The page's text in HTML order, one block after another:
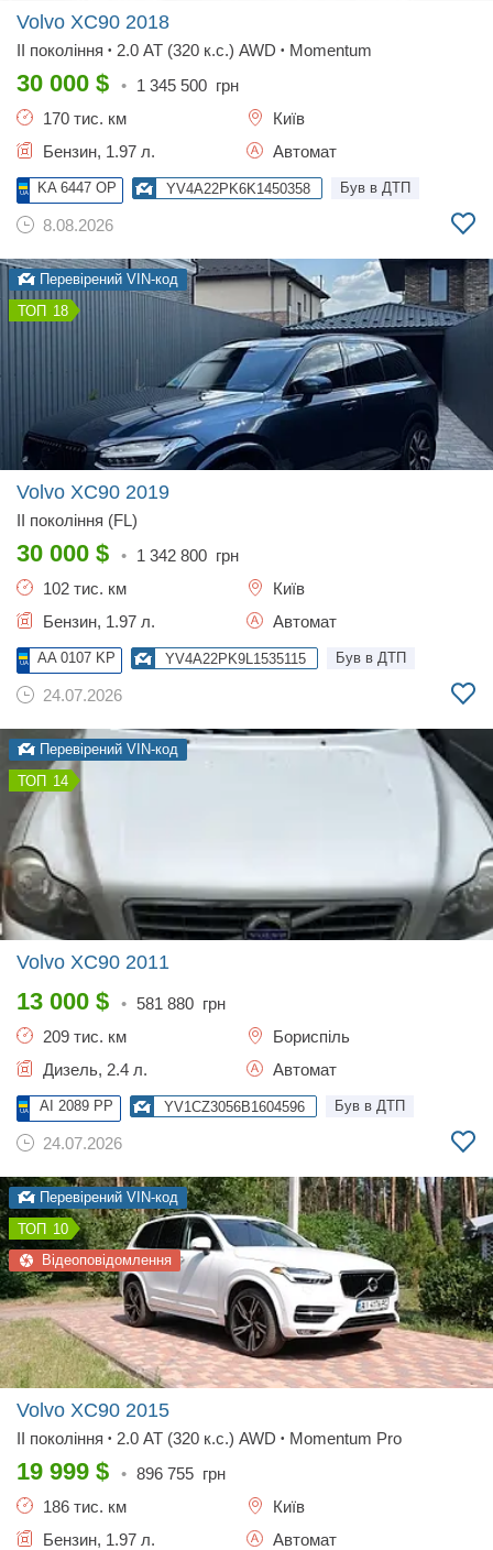
Volvo XC90 2018
II покоління • 2.0 AT (320 к.с.) AWD • Momentum
30 000 $ • 1 345 500 грн
170 тис. км
Київ
Бензин, 1.97 л.
Автомат
KA 6447 OP YV4A22PK6K1450358 Був в ДТП
8.08.2026
Перевірений VIN-код
18
Volvo XC90 2019
II покоління (FL)
30 000 $ • 1 342 800 грн
102 тис. км
Київ
Бензин, 1.97 л.
Автомат
AA 0107 KP YV4A22PK9L1535115 Був в ДТП
24.07.2026
Перевірений VIN-код
14
Volvo XC90 2011
13 000 $ • 581 880 грн
209 тис. км
Бориспіль
Дизель, 2.4 л.
Автомат
AI 2089 PP YV1CZ3056B1604596 Був в ДТП
24.07.2026
Перевірений VIN-код
10
Відеоповідомлення
Volvo XC90 2015
II покоління • 2.0 AT (320 к.с.) AWD • Momentum Pro
19 999 $ • 896 755 грн
186 тис. км
Київ
Бензин, 1.97 л.
Автомат